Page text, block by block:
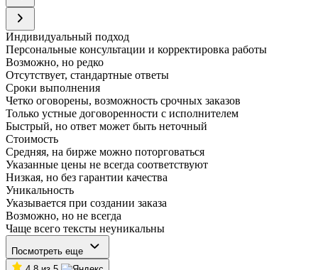
Индивидуальный подход
Персональные консультации и корректировка работы
Возможно, но редко
Отсутствует, стандартные ответы
Сроки выполнения
Четко оговорены, возможность срочных заказов
Только устные договоренности с исполнителем
Быстрый, но ответ может быть неточный
Стоимость
Средняя, на бирже можно поторговаться
Указанные цены не всегда соответствуют
Низкая, но без гарантии качества
Уникальность
Указывается при создании заказа
Возможно, но не всегда
Чаще всего тексты неуникальны
Посмотреть еще